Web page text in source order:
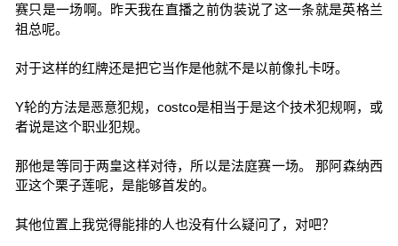
赛只是一场啊。昨天我在直播之前伪装说了这一条就是英格兰
祖总呢。
对于这样的红牌还是把它当作是他就不是以前像扎卡呀。
Y轮的方法是恶意犯规，costco是相当于是这个技术犯规啊，或
者说是这个职业犯规。
那他是等同于两皇这样对待，所以是法庭赛一场。 那阿森纳西
亚这个栗子莲呢，是能够首发的。
其他位置上我觉得能排的人也没有什么疑问了，对吧？